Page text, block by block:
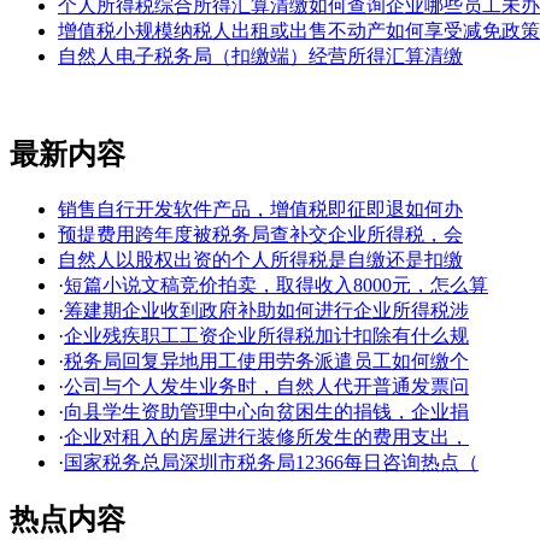
个人所得税综合所得汇算清缴如何查询企业哪些员工未
增值税小规模纳税人出租或出售不动产如何享受减免政策
自然人电子税务局（扣缴端）经营所得汇算清缴
最新内容
销售自行开发软件产品，增值税即征即退如何办
预提费用跨年度被税务局查补交企业所得税，会
自然人以股权出资的个人所得税是自缴还是扣缴
·短篇小说文稿竞价拍卖，取得收入8000元，怎么算
·筹建期企业收到政府补助如何进行企业所得税涉
·企业残疾职工工资企业所得税加计扣除有什么规
·税务局回复异地用工使用劳务派遣员工如何缴个
·公司与个人发生业务时，自然人代开普通发票问
·向县学生资助管理中心向贫困生的捐钱，企业捐
·企业对租入的房屋进行装修所发生的费用支出，
·国家税务总局深圳市税务局12366每日咨询热点（
热点内容